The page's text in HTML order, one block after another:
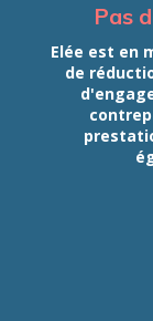
Pas
Elée est en
de